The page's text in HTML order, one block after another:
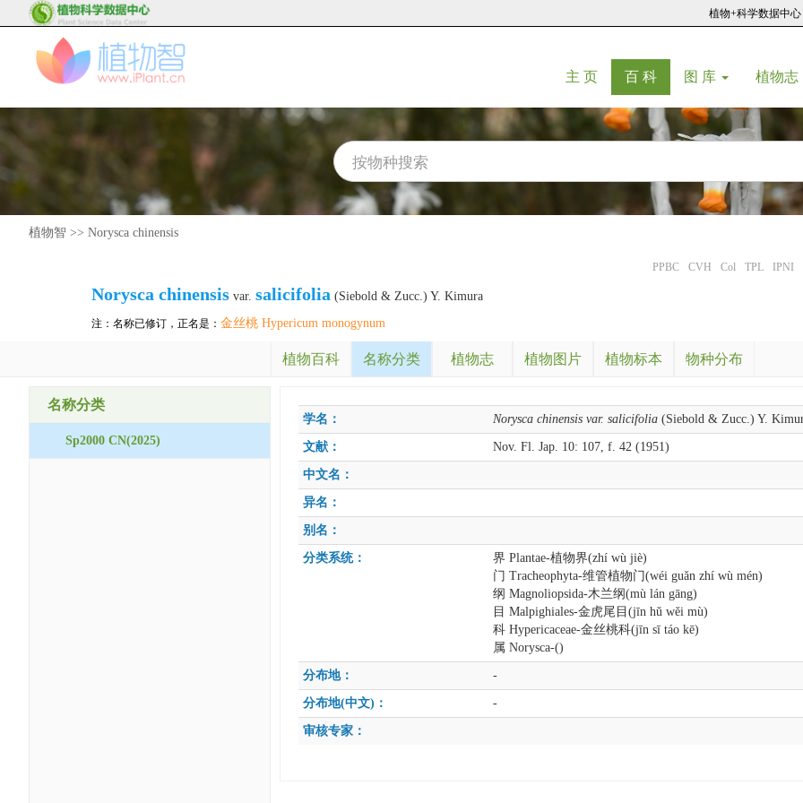
植物+科学数据中心
主 页(current)
百 科(current)
图 库 植物志
植物智 >> Norysca chinensis
PPBC CVH Col TPL IPNI
Norysca chinensis var. salicifolia (Siebold & Zucc.) Y. Kimura
注：名称已修订，正名是： 金丝桃 Hypericum monogynum
植物百科 名称分类 植物志 植物图片 植物标本 物种分布
名称分类
Sp2000 CN(2025)
学名： Norysca chinensis var. salicifolia (Siebold & Zucc.) Y.
文献： Nov. Fl. Jap. 10: 107, f. 42 (1951)
中文名：
异名：
别名：
分类系统：
界 Plantae-植物界(zhí wù jiè)
门 Tracheophyta-维管植物门(wéi guǎn zhí wù mén)
纲 Magnoliopsida-木兰纲(mù lán gāng)
目 Malpighiales-金虎尾目(jīn hǔ wěi mù)
科 Hypericaceae-金丝桃科(jīn sī táo kē)
属 Norysca-()
分布地： -
分布地(中文)： -
审核专家：